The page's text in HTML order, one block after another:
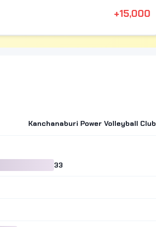
+15,000
Kanchanaburi Power Volleyball Club
33